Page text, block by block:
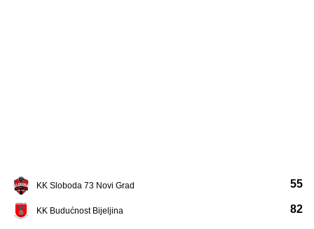
KK Sloboda 73 Novi Grad
KK Budućnost Bijeljina
55
82